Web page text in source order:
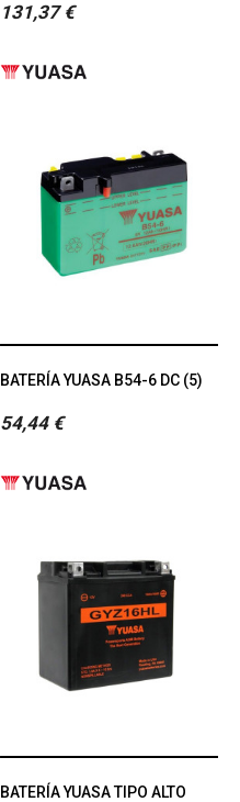
131,37 €
BATERÍA YUASA B54-6 DC (5)
54,44 €
BATERÍA YUASA TIPO ALTO